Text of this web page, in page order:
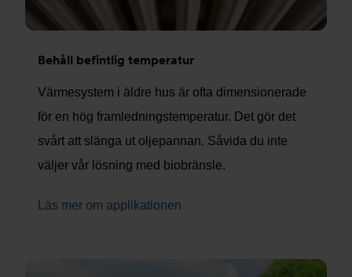
Behåll befintlig temperatur
Värmesystem i äldre hus är ofta dimensionerade
för en hög framledningstemperatur. Det gör det
svårt att slänga ut oljepannan. Såvida du inte
väljer vår lösning med biobränsle.
Läs mer om applikationen